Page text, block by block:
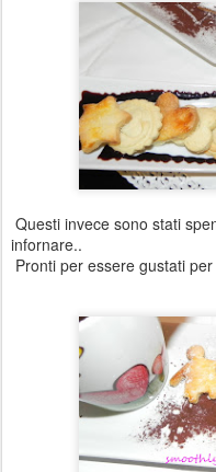
Questi invece sono stati
infornare..
Pronti per essere gustati